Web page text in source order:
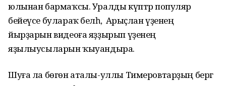
юлынан бармаҡсы. Уралды күптәр популяр
бейеүсе булараҡ белһә, ә Арыҫлан үҙенең
йырҙарын видеоға яҙҙырып үҙенең
яҙылыусыларын ҡыуандыра.
Шуға ла бөгөн аталы-уллы Тимеровтарҙың бергә